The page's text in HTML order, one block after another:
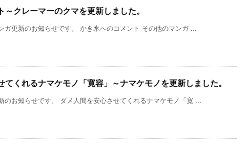
～クレーマーのクマを更新しました。
更新のお知らせです。 かき氷へのコメント その他のマンガ ...
てくれるナマケモノ「寛容」～ナマケモノを更新しました。
お知らせです。 ダメ人間を安心させてくれるナマケモノ「寛 ...